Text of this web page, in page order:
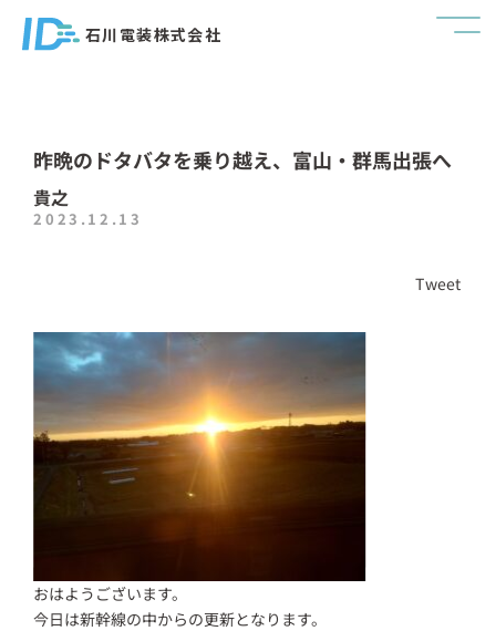
石川電装株式会社
昨晩のドタバタを乗り越え、富山・群馬出張へ
貴之
2023.12.13
Tweet
おはようございます。
今日は新幹線の中からの更新となります。